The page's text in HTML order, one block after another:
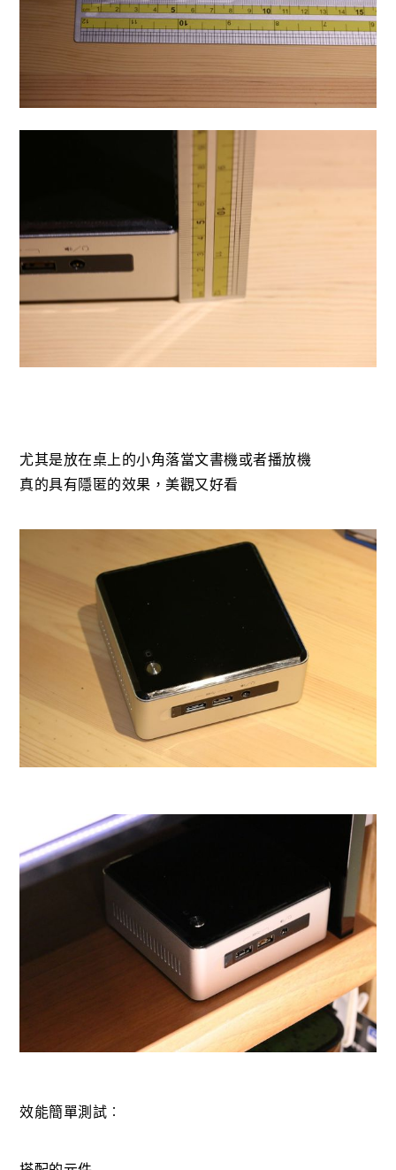
尤其是放在桌上的小角落當文書機或者播放機
真的具有隱匿的效果，美觀又好看
效能簡單測試︰